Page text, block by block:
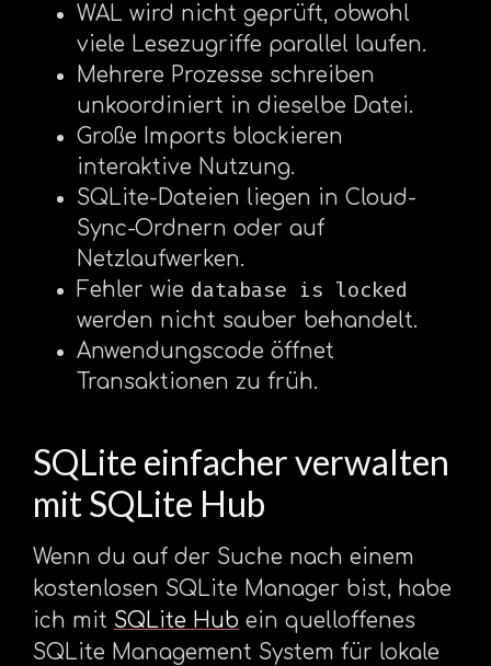
WAL wird nicht geprüft, obwohl
viele Lesezugriffe parallel laufen.
Mehrere Prozesse schreiben
unkoordiniert in dieselbe Datei.
Große Imports blockieren
interaktive Nutzung.
SQLite-Dateien liegen in Cloud-
Sync-Ordnern oder auf
Netzlaufwerken.
Fehler wie database is locked
werden nicht sauber behandelt.
Anwendungscode öffnet
Transaktionen zu früh.
SQLite einfacher verwalten
mit SQLite Hub
Wenn du auf der Suche nach einem
kostenlosen SQLite Manager bist, habe
ich mit SQLite Hub ein quelloffenes
SQLite Management System für lokale